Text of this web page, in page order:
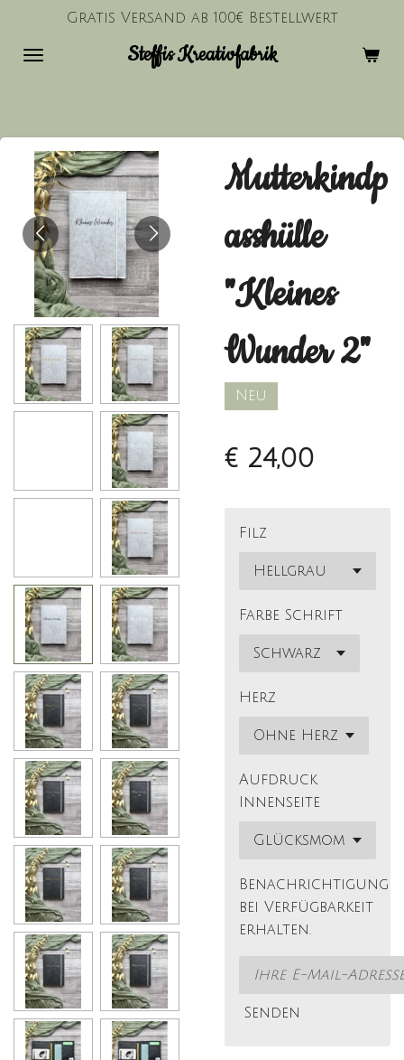
springen
Steffis Kreativfabrik
Gratis Versand ab 100€ Bestellwert
Mutterkindp
asshülle
"Kleines
Wunder 2"
Neu
€ 24,00
Filz
Farbe Schrift
Herz
Aufdruck
Innenseite
Benachrichtigung
bei Verfügbarkeit
erhalten.
Senden